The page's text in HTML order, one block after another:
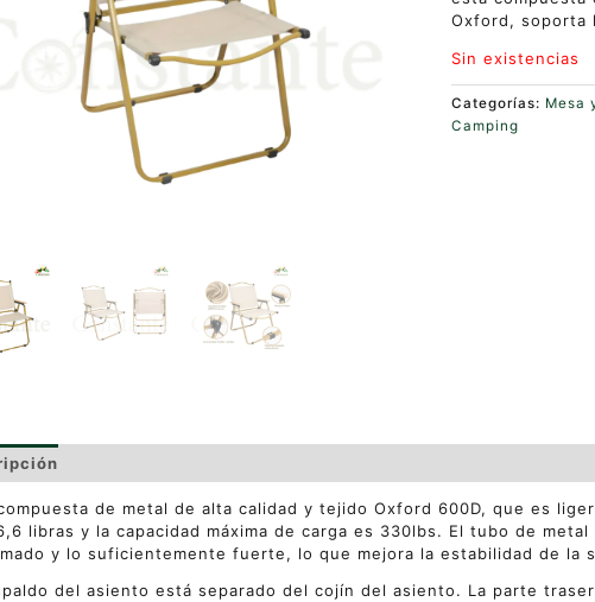
Oxford, soporta
Sin existencias
Categorías: Mesa
Camping
de metal de alta calidad y tejido Oxford 600D, que es
libras y la capacidad máxima de carga es 330lbs. El tubo de
y lo suficientemente fuerte, lo que mejora la estabilidad de la
del asiento está separado del cojín del asiento. La parte